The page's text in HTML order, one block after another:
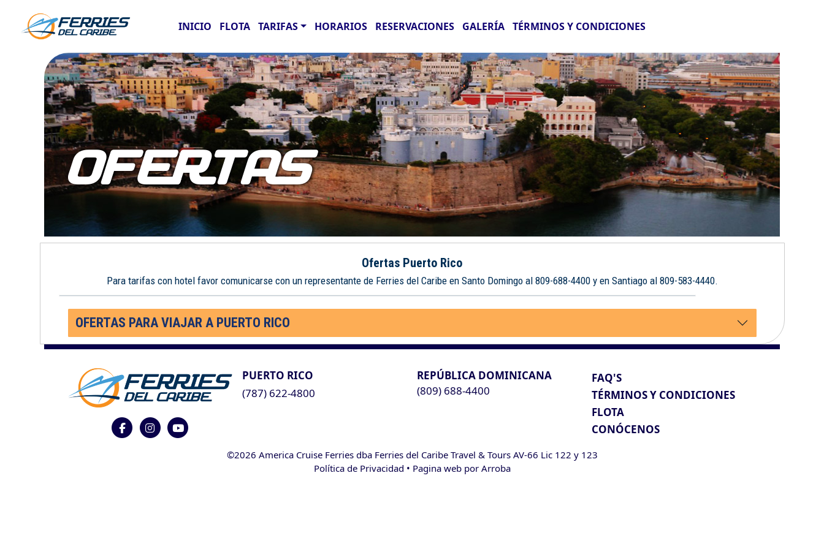
INICIO FLOTA TARIFAS HORARIOS RESERVACIONES GALERÍA TÉRMINOS Y CONDICIONES
OFERTAS
Ofertas Puerto Rico
Para tarifas con hotel favor comunicarse con un representante de Ferries del Caribe en Santo Domingo al 809-688-4400 y en Santiago al 809-583-4440.
OFERTAS PARA VIAJAR A PUERTO RICO
PUERTO RICO
(787) 622-4800
REPÚBLICA DOMINICANA
(809) 688-4400
FAQ'S
TÉRMINOS Y CONDICIONES
FLOTA
CONÓCENOS
©2026 America Cruise Ferries dba Ferries del Caribe Travel & Tours AV-66 Lic 122 y 123
Política de Privacidad • Pagina web por Arroba